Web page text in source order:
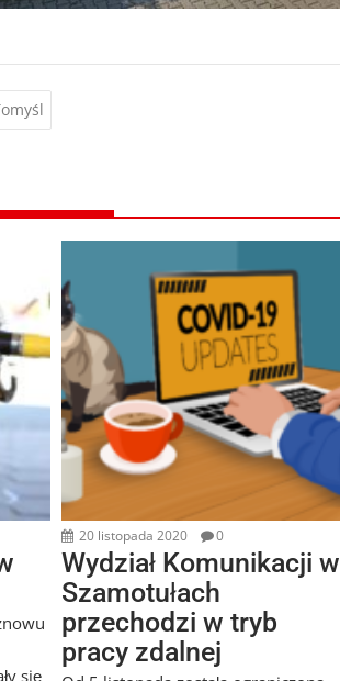
się
20 listopada 2020 0
Wydział Komunikacji w
Szamotułach
przechodzi w tryb
pracy zdalnej